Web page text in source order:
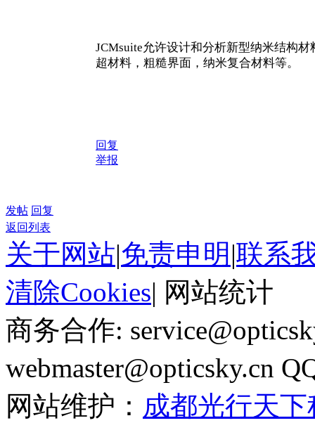
JCMsuite允许设计和分析新型纳米结构
超材料，粗糙界面，纳米复合材料等。
回复
举报
发帖 回复
返回列表
关于网站|免责申明 |联系
清除Cookies| 网站统计
商务合作:
webmaster@opticsky.cn
网站维护： 成都光行天